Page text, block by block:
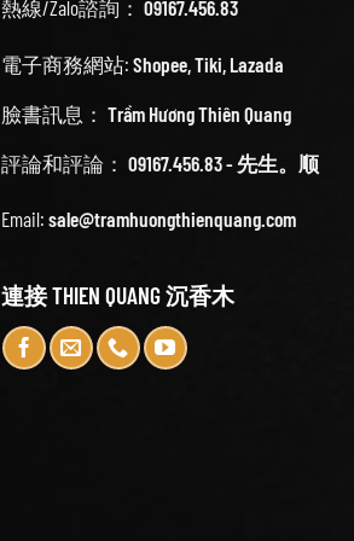
熱線/Zalo諮詢： 09167.456.83
電子商務網站: Shopee,Tiki, Lazada
臉書訊息： Trầm Hương Thiên Quang
評論和評論： 09167.456.83 - 先生。顺
Email: sale@tramhuongthienquang.com
連接 THIEN QUANG 沉香木